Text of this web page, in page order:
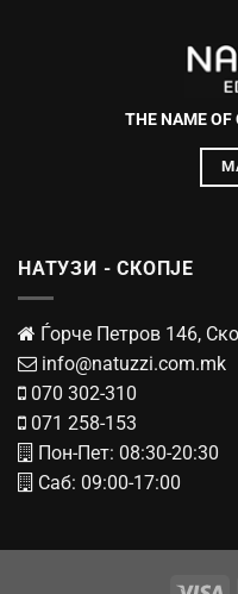
THE NAME OF
НАТУЗИ - СКОПЈЕ
Ѓорче Петров 146,
info@natuzzi.com.mk
070 302-310
071 258-153
Пон-Пет: 08:30-20:30
Саб: 09:00-17:00